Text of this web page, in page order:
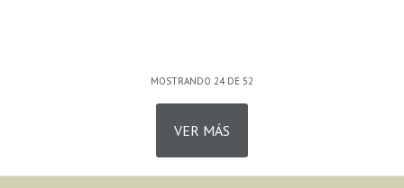
MOSTRANDO 24DE 52
VER MÁS